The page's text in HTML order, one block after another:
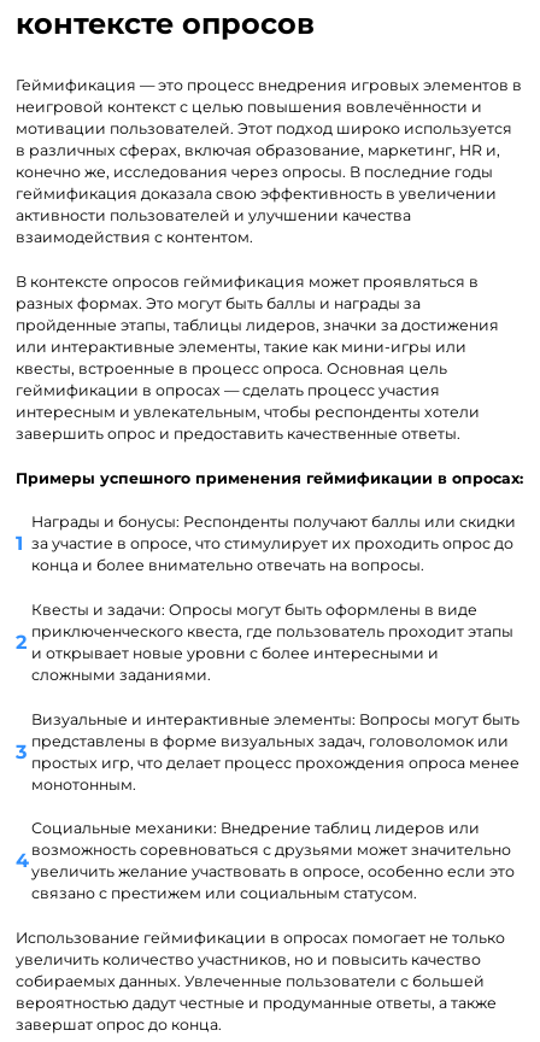
контексте опросов
Геймификация — это процесс внедрения игровых элементов в
неигровой контекст с целью повышения вовлечённости и
мотивации пользователей. Этот подход широко используется
в различных сферах, включая образование, маркетинг, HR и,
конечно же, исследования через опросы. В последние годы
геймификация доказала свою эффективность в увеличении
активности пользователей и улучшении качества
взаимодействия с контентом.
В контексте опросов геймификация может проявляться в
разных формах. Это могут быть баллы и награды за
пройденные этапы, таблицы лидеров, значки за достижения
или интерактивные элементы, такие как мини-игры или
квесты, встроенные в процесс опроса. Основная цель
геймификации в опросах — сделать процесс участия
интересным и увлекательным, чтобы респонденты хотели
завершить опрос и предоставить качественные ответы.
Примеры успешного применения геймификации в опросах:
Награды и бонусы: Респонденты получают баллы или скидки
за участие в опросе, что стимулирует их проходить опрос до
конца и более внимательно отвечать на вопросы.
Квесты и задачи: Опросы могут быть оформлены в виде
приключенческого квеста, где пользователь проходит этапы
и открывает новые уровни с более интересными и
сложными заданиями.
Визуальные и интерактивные элементы: Вопросы могут быть
представлены в форме визуальных задач, головоломок или
простых игр, что делает процесс прохождения опроса менее
монотонным.
Социальные механики: Внедрение таблиц лидеров или
возможность соревноваться с друзьями может значительно
увеличить желание участвовать в опросе, особенно если это
связано с престижем или социальным статусом.
Использование геймификации в опросах помогает не только
увеличить количество участников, но и повысить качество
собираемых данных. Увлеченные пользователи с большей
вероятностью дадут честные и продуманные ответы, а также
завершат опрос до конца.